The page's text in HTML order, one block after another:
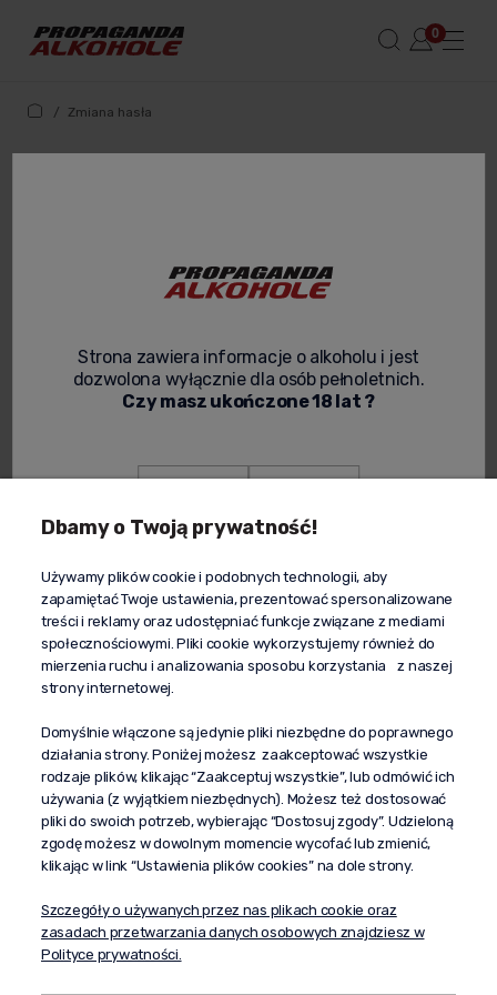
/ Zmiana hasła
Zmień hasło
Strona zawiera informacje o alkoholu i jest
dozwolona wyłącznie dla osób pełnoletnich.
Czy masz ukończone 18 lat ?
Kontakt
+48 603 610 870
kontakt@propaganda24h.pl
“Propaganda"
al. Komisji Edukacji Narodowej 51/U5
02-797 Warszawa
Pomoc
Dostawa
Moje konto
O firmie
Dbamy o Twoją prywatność!
Używamy plików cookie i podobnych technologii, aby
zapamiętać Twoje ustawienia, prezentować spersonalizowane
treści i reklamy oraz udostępniać funkcje związane z mediami
społecznościowymi. Pliki cookie wykorzystujemy również do
mierzenia ruchu i analizowania sposobu korzystania z naszej
strony internetowej.
Domyślnie włączone są jedynie pliki niezbędne do poprawnego
działania strony. Poniżej możesz zaakceptować wszystkie
rodzaje plików, klikając “Zaakceptuj wszystkie”, lub odmówić ich
używania (z wyjątkiem niezbędnych). Możesz też dostosować
pliki do swoich potrzeb, wybierając “Dostosuj zgody”. Udzieloną
zgodę możesz w dowolnym momencie wycofać lub zmienić,
klikając w link “Ustawienia plików cookies” na dole strony.
Szczegóły o używanych przez nas plikach cookie oraz
zasadach przetwarzania danych osobowych znajdziesz w
Polityce prywatności.